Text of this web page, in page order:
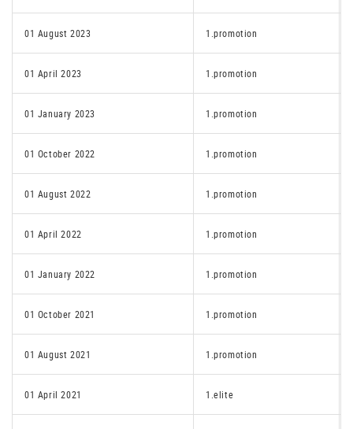
01 August 2023 1.promotion
01 April 2023 1.promotion
01 January 2023 1.promotion
01 October 2022 1.promotion
01 August 2022 1.promotion
01 April 2022 1.promotion
01 January 2022 1.promotion
01 October 2021 1.promotion
01 August 2021 1.promotion
01 April 2021 1.elite